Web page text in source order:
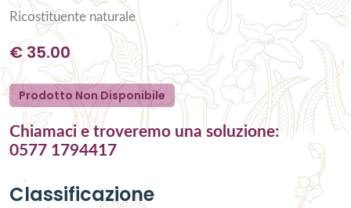
Ricostituente naturale
€35.00
Prodotto Non Disponibile
Chiamaci e troveremo una soluzione:
0577 1794417
Classificazione